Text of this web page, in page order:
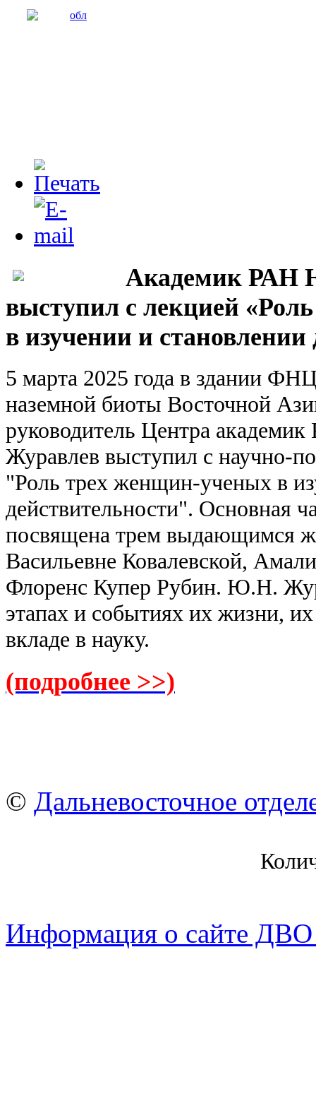
Академик РАН
выступил с лекцией
в изучении и становлении
5 марта 2025 года в здании
наземной биоты Восточной
руководитель Центра
Журавлев выступил с научно-
"Роль трех женщин-ученых в
действительности". Основная
посвящена трем выдающимся
Васильевне Ковалевской,
Флоренс Купер Рубин. Ю.Н.
этапах и событиях их жизни,
вкладе в науку.
(подробнее >>)
© Дальневосточное
Информация о сайте